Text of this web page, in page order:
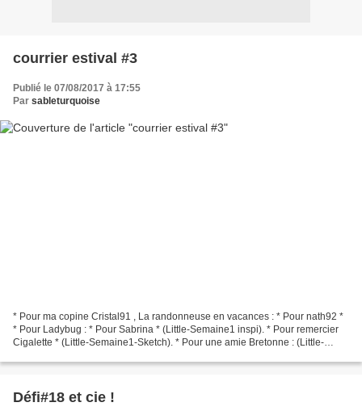
courrier estival #3
Publié le 07/08/2017 à 17:55
Par sableturquoise
* Pour ma copine Cristal91 , La randonneuse en vacances : * Pour nath92 *
* Pour Ladybug : * Pour Sabrina * (Little-Semaine1 inspi). * Pour remercier
Cigalette * (Little-Semaine1-Sketch). * Pour une amie Bretonne : (Little-
Défi#18 et cie !